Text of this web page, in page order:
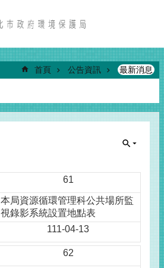
首頁 公告資訊 最新消息
61
本局資源循環管理科公共場所監
視錄影系統設置地點表
111-04-13
62